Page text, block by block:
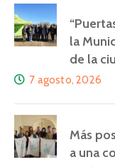
la
de la
7 agosto, 2026
Más
a una